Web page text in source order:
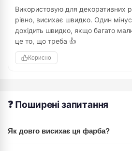
Використовую для декоративних
рівно, висихає швидко. Один
дохідить швидко, якщо багато
це то, що треба 👍
Корисно
❓ Поширені запитання
Як довго висихає ця фарба?